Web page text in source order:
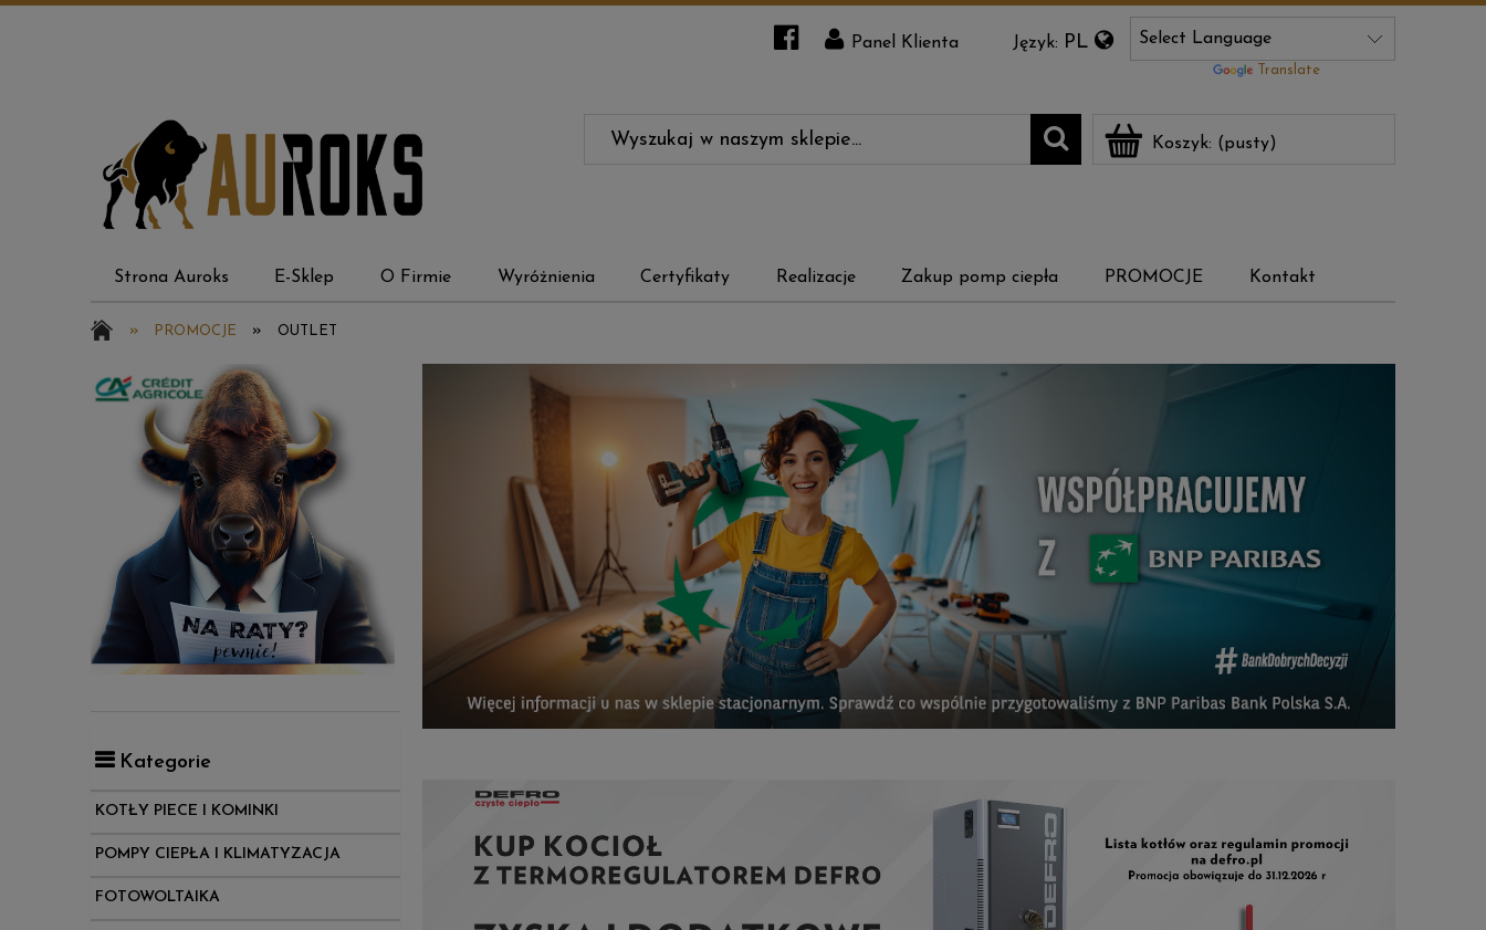
Panel Klienta Język: PL
Powered by Translate
Koszyk: (pusty)
Strona Auroks E-Sklep O Firmie Wyróżnienia Certyfikaty Realizacje Zakup pomp ciepła PROMOCJE Kontakt
» PROMOCJE » OUTLET
Kategorie
KOTŁY PIECE I KOMINKI
POMPY CIEPŁA I KLIMATYZACJA
FOTOWOLTAIKA